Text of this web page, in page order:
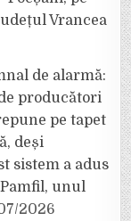
Vrancea
de alarmă:
producători
pe tapet
deși
sistem a adus
unul
2026